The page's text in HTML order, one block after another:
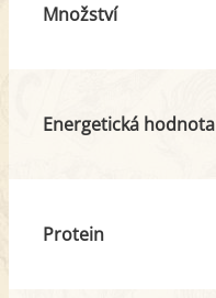
Množství
Energetická hodnota
Protein